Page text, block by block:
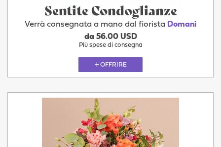
Sentite Condoglianze
Verrà consegnata a mano dal fiorista Domani
da 56.00 USD
Più spese di consegna
OFFRIRE